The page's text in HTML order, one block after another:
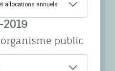
allocations annuels
public